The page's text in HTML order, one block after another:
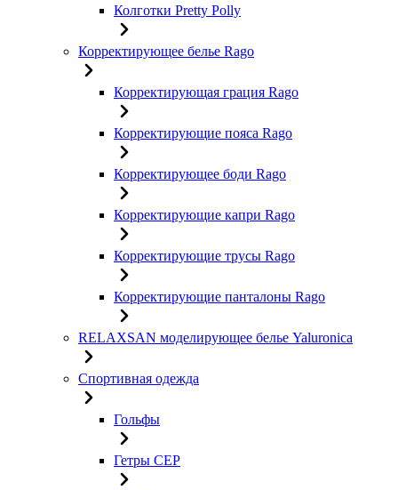
Колготки Pretty Polly
Корректирующее белье Rago
Корректирующая грация Rago
Корректирующие пояса Rago
Корректирующее боди Rago
Корректирующие капри Rago
Корректирующие трусы Rago
Корректирующие панталоны Rago
RELAXSAN моделирующее белье Yaluroniсa
Спортивная одежда
Гольфы
Гетры CEP